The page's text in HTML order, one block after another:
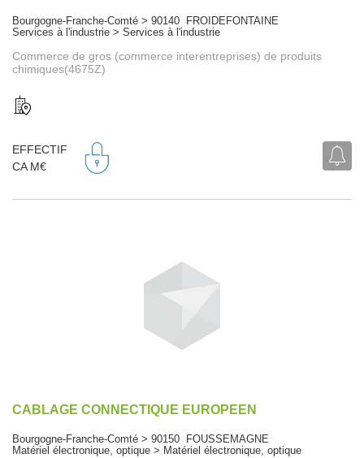
Bourgogne-Franche-Comté > 90140 FROIDEFONTAINE
Services à l'industrie > Services à l'industrie
Commerce de gros (commerce interentreprises) de produits
chimiques(4675Z)
EFFECTIF
CA M€
CABLAGE CONNECTIQUE EUROPEEN
Bourgogne-Franche-Comté > 90150 FOUSSEMAGNE
Matériel électronique, optique > Matériel électronique, optique